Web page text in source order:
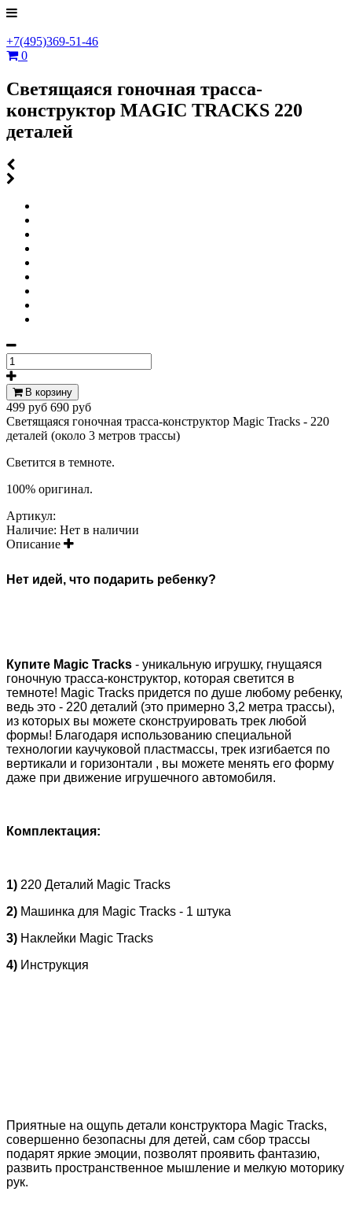
+7(495)369-51-46
0
Светящаяся гоночная трасса-
конструктор MAGIC TRACKS 220
деталей
В корзину
499 руб 690 руб
Светящаяся гоночная трасса-конструктор Magic Tracks - 220
деталей (около 3 метров трассы)
Светится в темноте.
100% оригинал.
Артикул:
Наличие: Нет в наличии
Описание
Нет идей, что подарить ребенку?
Купите Magic Tracks - уникальную игрушку, гнущаяся
гоночную трасса-конструктор, которая светится в
темноте! Magic Tracks придется по душе любому ребенку,
ведь это - 220 деталий (это примерно 3,2 метра трассы),
из которых вы можете сконструировать трек любой
формы! Благодаря использованию специальной
технологии каучуковой пластмассы, трек изгибается по
вертикали и горизонтали , вы можете менять его форму
даже при движение игрушечного автомобиля.
Комплектация:
1) 220 Деталий Magic Tracks
2) Машинка для Magic Tracks - 1 штука
3) Наклейки Magic Tracks
4) Инструкция
Приятные на ощупь детали конструктора Magic Tracks,
совершенно безопасны для детей, сам сбор трассы
подарят яркие эмоции, позволят проявить фантазию,
развить пространственное мышление и мелкую моторику
рук.